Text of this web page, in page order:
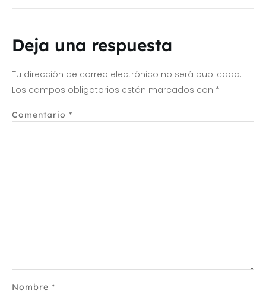
Deja una respuesta
Tu dirección de correo electrónico no será publicada.
Los campos obligatorios están marcados con *
Comentario *
Nombre *